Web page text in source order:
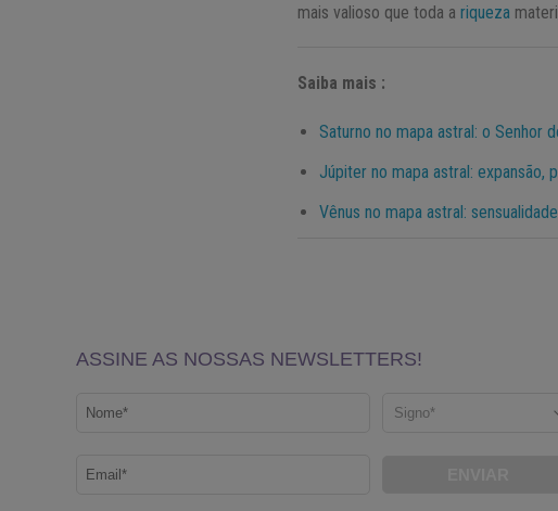
mais valioso que toda ariqueza
Saiba mais :
Saturno no mapa astral: o Senhor
Júpiter no mapa astral: expansão,
Vênus no mapa astral: